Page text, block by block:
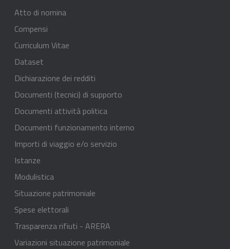
Atto di nomina
Compensi
Curriculum Vitae
Dataset
Dichiarazione dei redditi
Documenti (tecnici) di supporto
Documenti attività politica
Documenti funzionamento interno
Importi di viaggio e/o servizio
Istanze
Modulistica
Situazione patrimoniale
Spese elettorali
Trasparenza rifiuti - ARERA
Variazioni situazione patrimoniale